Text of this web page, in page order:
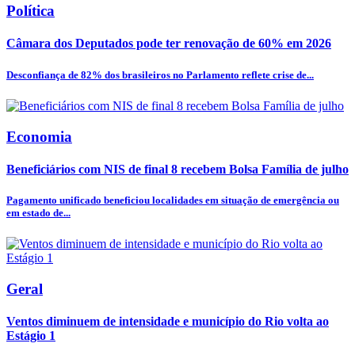
Política
Câmara dos Deputados pode ter renovação de 60% em 2026
Desconfiança de 82% dos brasileiros no Parlamento reflete crise de...
Economia
Beneficiários com NIS de final 8 recebem Bolsa Família de julho
Pagamento unificado beneficiou localidades em situação de emergência ou
em estado de...
Geral
Ventos diminuem de intensidade e município do Rio volta ao
Estágio 1